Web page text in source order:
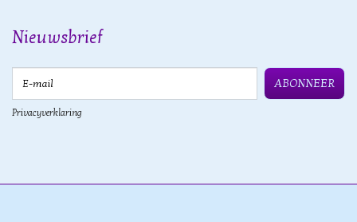
Nieuwsbrief
ABONNEER
Privacyverklaring